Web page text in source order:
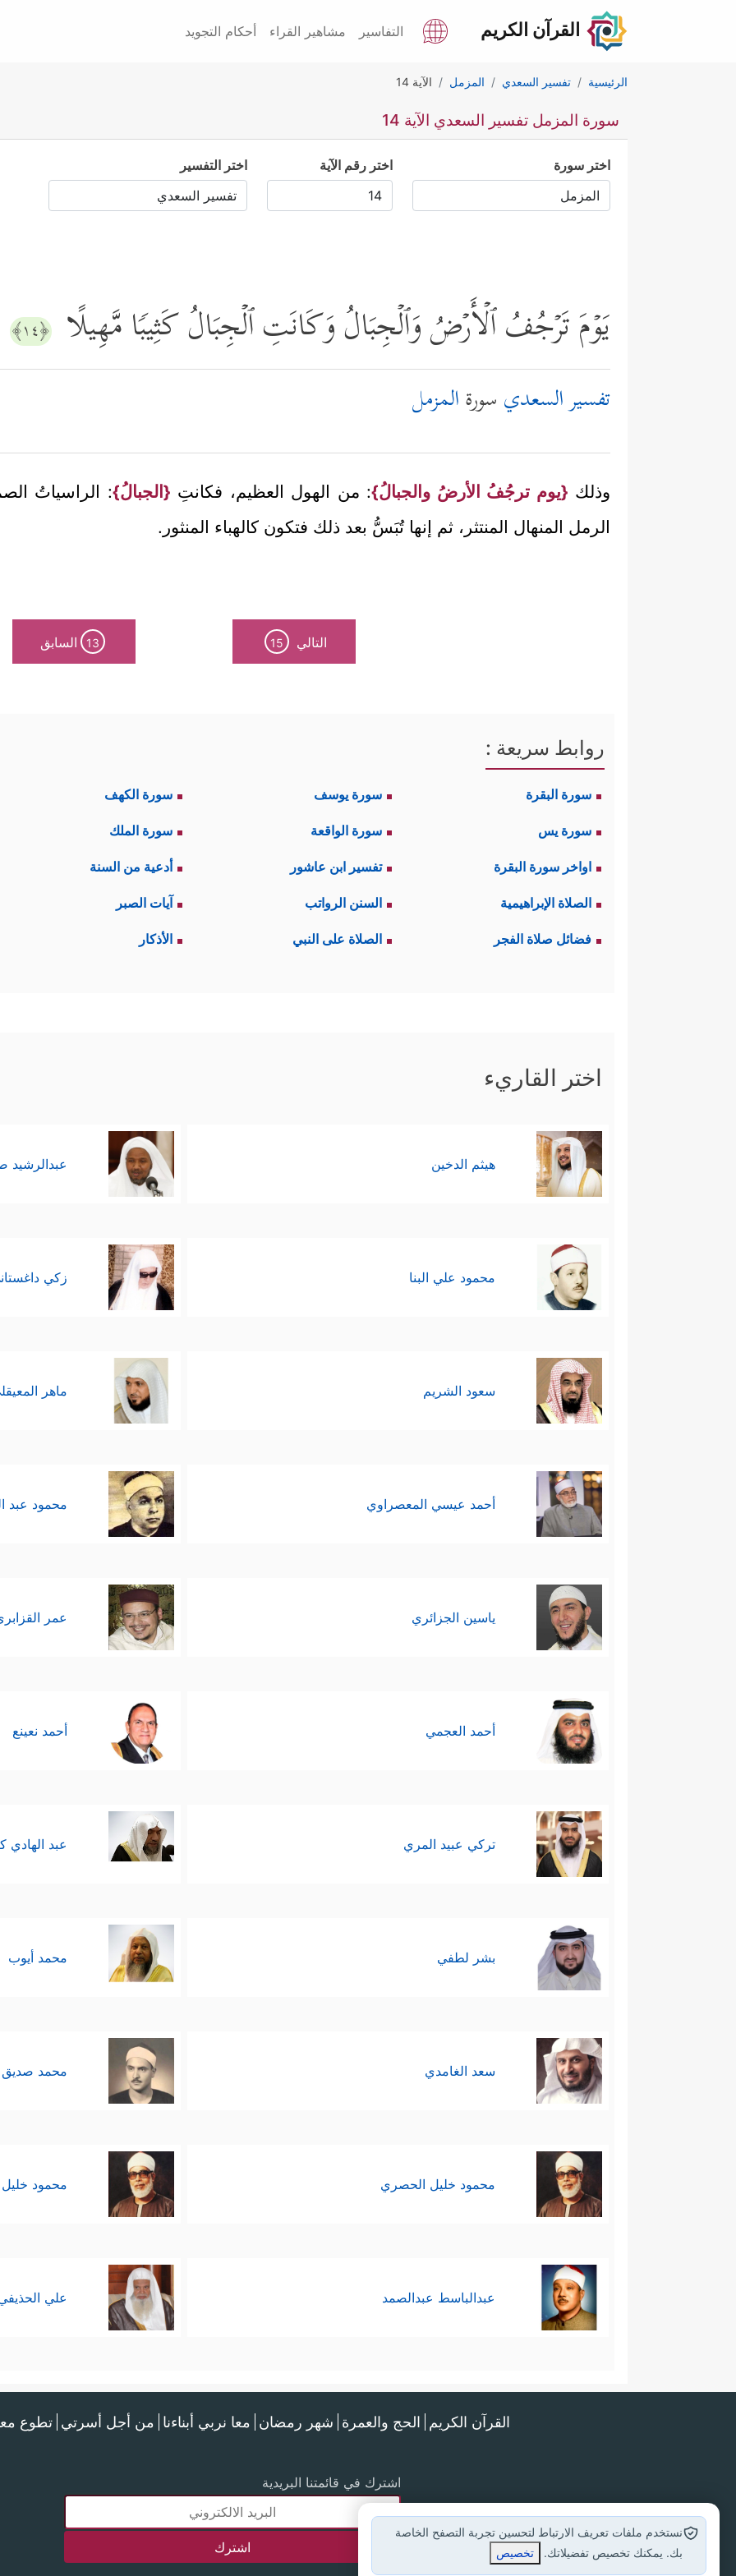
القرآن الكريم التفاسير مشاهير القراء أحكام التجويد
الرئيسية تفسير السعدي المزمل الآية 14
سورة المزمل تفسير السعدي الآية 14
اختر سورة اختر رقم الآية اختر التفسير
یَوۡمَ تَرۡجُفُ ٱلۡأَرۡضُ وَٱلۡجِبَالُ وَكَانَتِ ٱلۡجِبَالُ كَثِیبࣰا مَّهِیلًا ﴿١٤﴾
تفسير السعدي سورةالمزمل
وذلك {يوم ترجُفُ الأرضُ والجبالُ}: من الهول العظيم، فكانتِ {الجبالُ}: الراسياتُ
الرمل المنهال المنتثر، ثم إنها تُبَسُّ بعد ذلك فتكون كالهباء المنثور.
التالي 15
13 السابق
روابط سريعة :
سورة البقرة سورة يوسف سورة الكهف
سورة يس سورة الواقعة سورة الملك
اواخر سورة البقرة تفسير ابن عاشور أدعية من السنة
الصلاة الإبراهيمية السنن الرواتب آيات الصبر
فضائل صلاة الفجر الصلاة على النبي الأذكار
اختر القاريء
هيثم الدخين عبدالرشيد
محمود علي البنا زكي
سعود الشريم ماهر
أحمد عيسي المعصراوي محمود عبد
ياسين الجزائري عمر
أحمد العجمي أحمد نعينع
تركي عبيد المري عبد الهادي
بشر لطفي محمد أيوب
سعد الغامدي محمد صديق
محمود خليل الحصري محمود
عبدالباسط عبدالصمد علي
القرآن الكريم الحج والعمرة شهر رمضان معا نربي أبناءنا من أجل أسرتي تطوع
اشترك في قائمتنا البريدية
نستخدم ملفات تعريف الارتباط لتحسين تجربة التصفح الخاصة
بك. يمكنك تخصيص تفضيلاتك.
تخصيص